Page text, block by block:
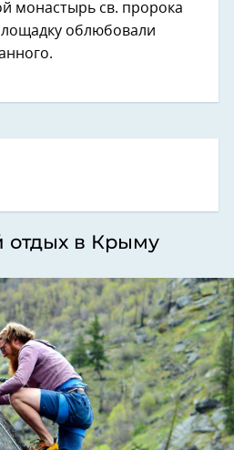
монастырь св. пророка
облюбовали
отдых в Крыму